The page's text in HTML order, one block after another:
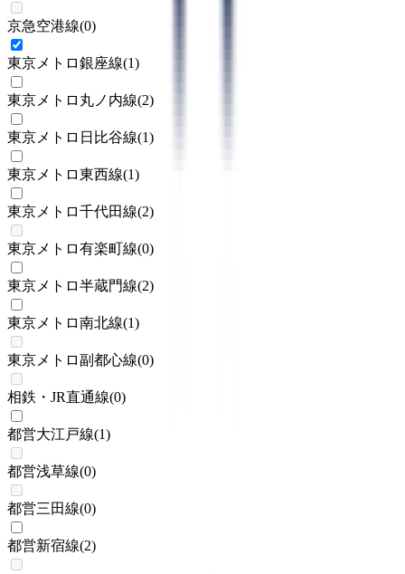
京急空港線(0)
東京メトロ銀座線(1)
東京メトロ丸ノ内線(2)
東京メトロ日比谷線(1)
東京メトロ東西線(1)
東京メトロ千代田線(2)
東京メトロ有楽町線(0)
東京メトロ半蔵門線(2)
東京メトロ南北線(1)
東京メトロ副都心線(0)
相鉄・JR直通線(0)
都営大江戸線(1)
都営浅草線(0)
都営三田線(0)
都営新宿線(2)